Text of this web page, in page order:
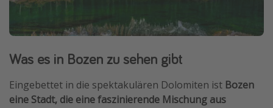
Was es in Bozen zu sehen gibt
Eingebettet in die spektakulären Dolomiten ist Bozen
eine Stadt, die eine faszinierende Mischung aus